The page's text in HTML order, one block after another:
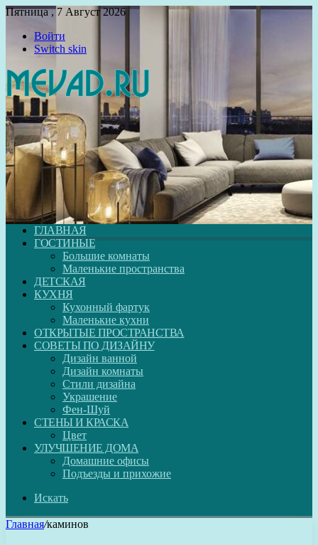
Пятница , 7 Август 2026
Войти
Switch skin
ГЛАВНАЯ
ГОСТИНЫЕ
Большие комнаты
Маленькие пространства
ДЕТСКАЯ
КУХНЯ
Кухонный фартук
Маленькие кухни
ОТКРЫТЫЕ ПРОСТРАНСТВА
СОВЕТЫ ПО ДИЗАЙНУ
Дизайн ванной
Дизайн комнаты
Стили дизайна
Украшение
Фен-Шуй
СТЕНЫ И КРАСКА
Цвет
УЛУЧШЕНИЕ ДОМА
Домашние офисы
Подъезды и прихожие
Искать
Главная/каминов